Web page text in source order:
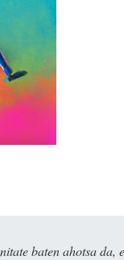
baten ahotsa da,